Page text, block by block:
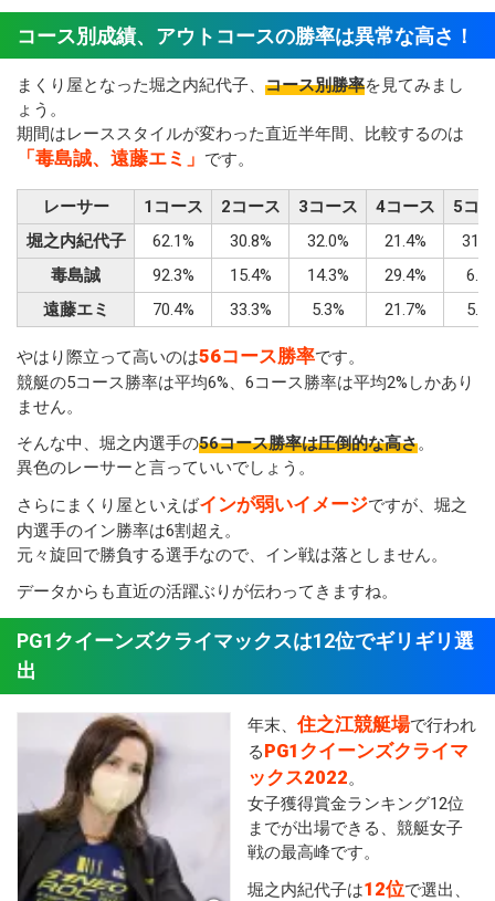
コース別成績、アウトコースの勝率は異常な高さ！
まくり屋となった堀之内紀代子、 コース別勝率を見てみまし
ょう。
期間はレーススタイルが変わった直近半年間、比較するのは
「毒島誠、遠藤エミ」 です。
レーサー 1コース 2コース 3コース 4コース
5コ
堀之内紀代子
62.1% 30.8% 32.0% 21.4%
毒島誠
92.3% 15.4% 14.3% 29.4%
遠藤エミ
70.4% 33.3% 5.3% 21.7%
やはり際立って高いのは56コース勝率です。
競艇の5コース勝率は平均6%、6コース勝率は平均2%しかあり
ません。
そんな中、堀之内選手の56コース勝率は圧倒的な高さ。
異色のレーサーと言っていいでしょう。
さらにまくり屋といえばインが弱いイメージですが、堀之
内選手のイン勝率は6割超え。
元々旋回で勝負する選手なので、イン戦は落としません。
データからも直近の活躍ぶりが伝わってきますね。
PG1クイーンズクライマックスは12位でギリギリ選
出
年末、住之江競艇場で行われ
るPG1クイーンズクライマ
ックス2022。
女子獲得賞金ランキング12位
までが出場できる、競艇女子
戦の最高峰です。
堀之内紀代子は12位で選出、